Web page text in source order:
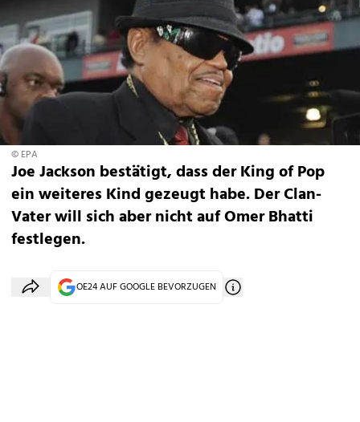
© EPA
Joe Jackson bestätigt, dass der King of Pop
ein weiteres Kind gezeugt habe. Der Clan-
Vater will sich aber nicht auf Omer Bhatti
festlegen.
OE24 AUF GOOGLE BEVORZUGEN